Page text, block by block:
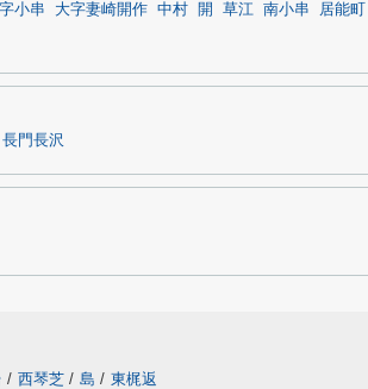
小串 大字妻崎開作 中村 開 草江 南小串 居能町
長門長沢
/ 西琴芝 / 島 / 東梶返